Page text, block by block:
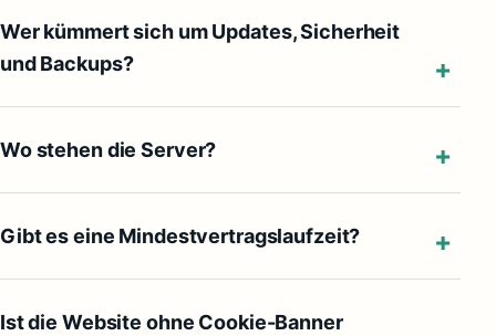
Wer kümmert sich um Updates, Sicherheit
und Backups?
Wo stehen die Server?
Gibt es eine Mindestvertragslaufzeit?
Ist die Website ohne Cookie-Banner